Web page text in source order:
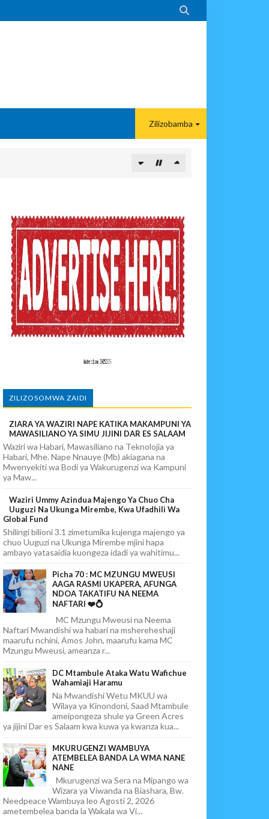

Zilizobamba
EACOP
ZILIZOSOMWA ZAIDI
ZIARA YA WAZIRI NAPE KATIKA MAKAMPUNI YA
MAWASILIANO YA SIMU JIJINI DAR ES SALAAM
Waziri wa Habari, Mawasiliano na Teknolojia ya
Habari, Mhe. Nape Nnauye (Mb) akiagana na
Mwenyekiti wa Bodi ya Wakurugenzi wa Kampuni
ya Maw...
Waziri Ummy Azindua Majengo Ya Chuo Cha
Uuguzi Na Ukunga Mirembe, Kwa Ufadhili Wa
Global Fund
Shilingi bilioni 3.1 zimetumika kujenga majengo ya
chuo Uuguzi na Ukunga Mirembe mjini hapa
ambayo yatasaidia kuongeza idadi ya wahitimu...
Picha 70 : MC MZUNGU MWEUSI
AAGA RASMI UKAPERA, AFUNGA
NDOA TAKATIFU NA NEEMA
NAFTARI ❤️💍
MC Mzungu Mweusi na Neema
Naftari Mwandishi wa habari na mshereheshaji
maarufu nchini, Amos John, maarufu kama MC
Mzungu Mweusi, ameanza r...
DC Mtambule Ataka Watu Wafichue
Wahamiaji Haramu
Na Mwandishi Wetu MKUU wa
Wilaya ya Kinondoni, Saad Mtambule
ameipongeza shule ya Green Acres
ya jijini Dar es Salaam kwa kuwa ya kwanza kua...
MKURUGENZI WAMBUYA
ATEMBELEA BANDA LA WMA NANE
NANE
Mkurugenzi wa Sera na Mipango wa
Wizara ya Viwanda na Biashara, Bw.
Needpeace Wambuya leo Agosti 2, 2026
ametembelea banda la Wakala wa Vi...